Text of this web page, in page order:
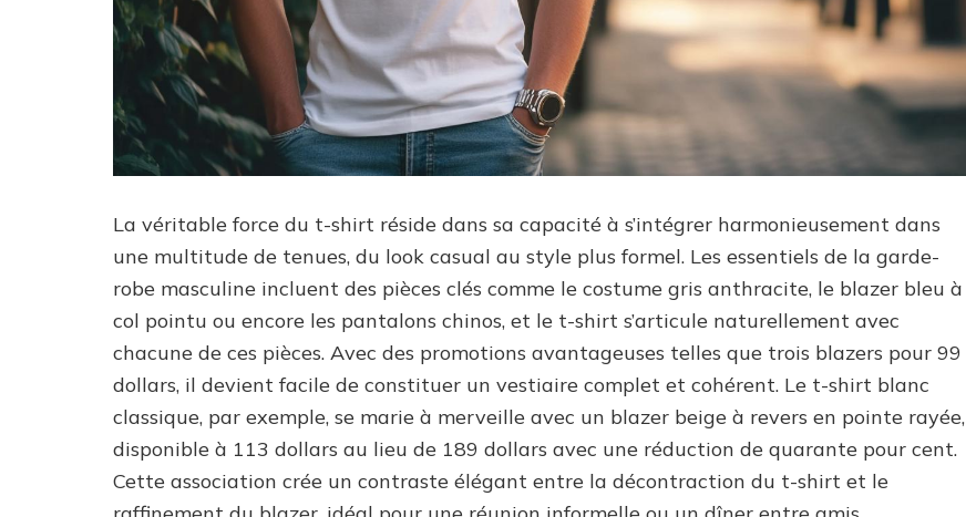
La véritable force du t-shirt réside dans sa capacité à s’intégrer harmonieusement dans
une multitude de tenues, du look casual au style plus formel. Les essentiels de la garde-
robe masculine incluent des pièces clés comme le costume gris anthracite, le blazer bleu à
col pointu ou encore les pantalons chinos, et le t-shirt s’articule naturellement avec
chacune de ces pièces. Avec des promotions avantageuses telles que trois blazers pour 99
dollars, il devient facile de constituer un vestiaire complet et cohérent. Le t-shirt blanc
classique, par exemple, se marie à merveille avec un blazer beige à revers en pointe rayée,
disponible à 113 dollars au lieu de 189 dollars avec une réduction de quarante pour cent.
Cette association crée un contraste élégant entre la décontraction du t-shirt et le